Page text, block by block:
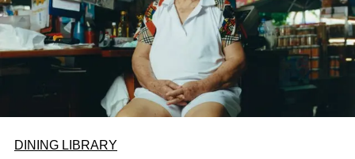
DINING LIBRARY